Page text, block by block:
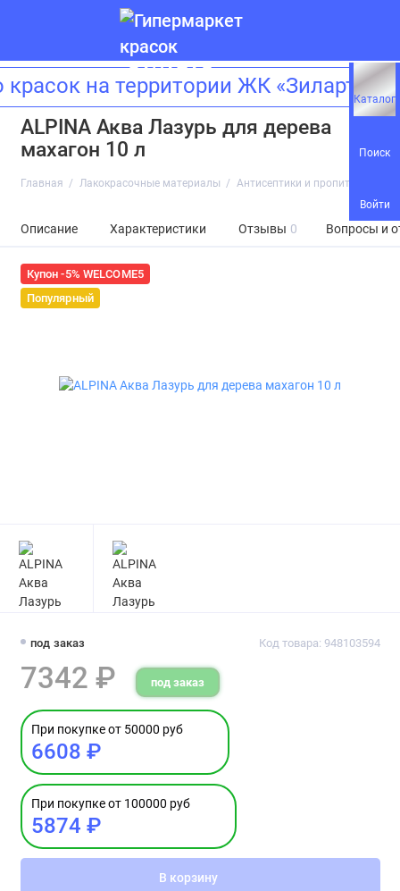
Каталог
Поиск
Войти
на территории ЖК
ALPINA Аква Лазурь для деревa
махагон 10 л
Главная Лакокрасочные материалы Антисептики и пропитки
Описание Характеристики Отзывы 0 Вопросы и
Купон -5% WELCOME5
Популярный
под заказ Код товара: 948103594
7342 ₽ под заказ
При покупке от 50000 руб
6608 ₽
При покупке от 100000 руб
5874 ₽
В корзину